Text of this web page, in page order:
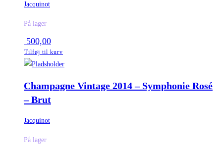
Jacquinot
På lager
500,00
Tilføj til kurv
Champagne Vintage 2014 – Symphonie Rosé
– Brut
Jacquinot
På lager